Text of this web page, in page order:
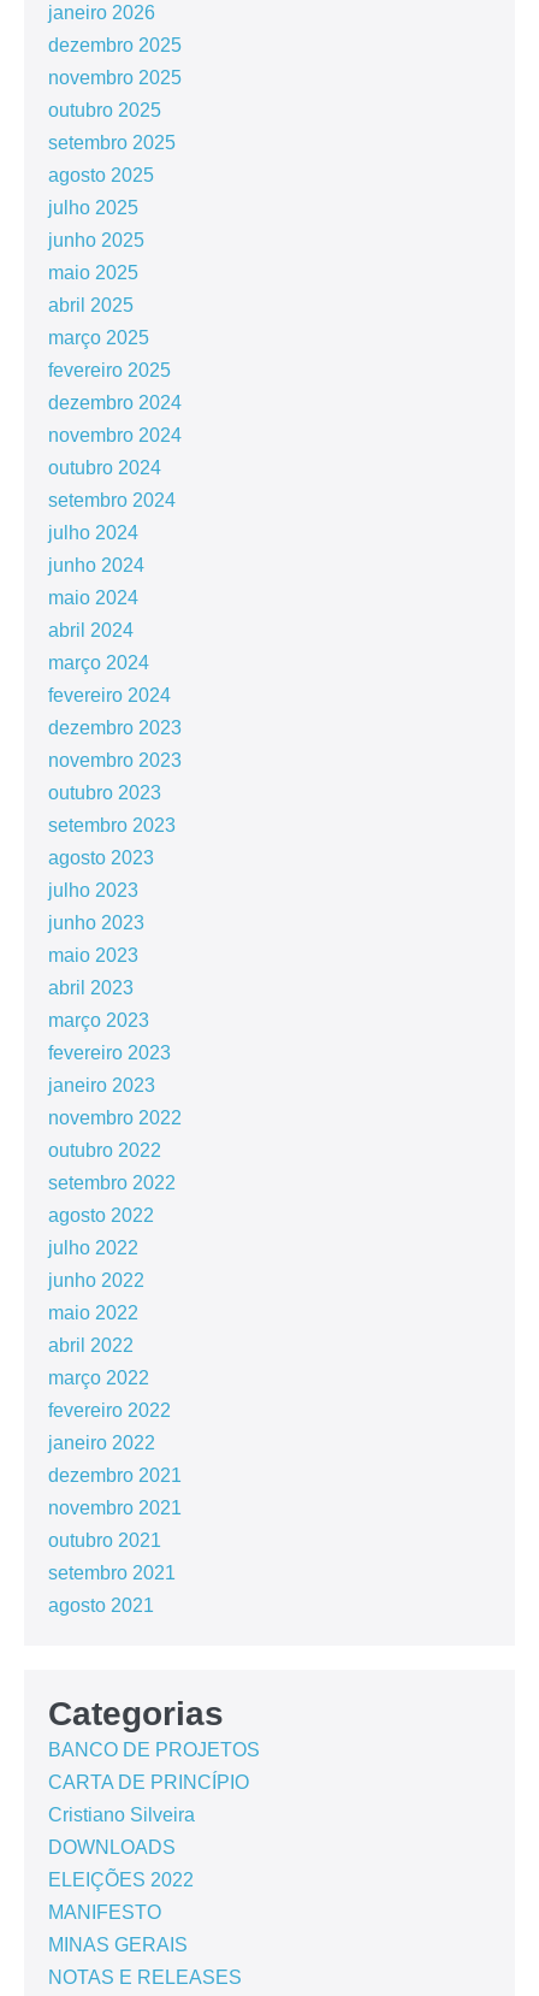
janeiro 2026
dezembro 2025
novembro 2025
outubro 2025
setembro 2025
agosto 2025
julho 2025
junho 2025
maio 2025
abril 2025
março 2025
fevereiro 2025
dezembro 2024
novembro 2024
outubro 2024
setembro 2024
julho 2024
junho 2024
maio 2024
abril 2024
março 2024
fevereiro 2024
dezembro 2023
novembro 2023
outubro 2023
setembro 2023
agosto 2023
julho 2023
junho 2023
maio 2023
abril 2023
março 2023
fevereiro 2023
janeiro 2023
novembro 2022
outubro 2022
setembro 2022
agosto 2022
julho 2022
junho 2022
maio 2022
abril 2022
março 2022
fevereiro 2022
janeiro 2022
dezembro 2021
novembro 2021
outubro 2021
setembro 2021
agosto 2021
Categorias
BANCO DE PROJETOS
CARTA DE PRINCÍPIO
Cristiano Silveira
DOWNLOADS
ELEIÇÕES 2022
MANIFESTO
MINAS GERAIS
NOTAS E RELEASES